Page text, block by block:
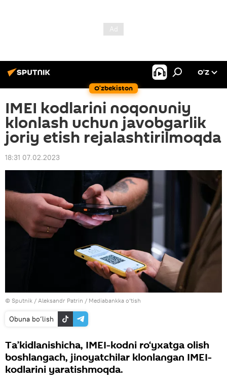
O‘zbekiston
O’Z
IMEI kodlarini noqonuniy
klonlash uchun javobgarlik
joriy etish rejalashtirilmoqda
18:31 07.02.2023
© Sputnik / Aleksandr Patrin / Mediabankka o‘tish
Obuna bo‘lish
Ta’kidlanishicha, IMEI-kodni ro‘yxatga olish
boshlangach, jinoyatchilar klonlangan IMEI-
kodlarini yaratishmoqda.